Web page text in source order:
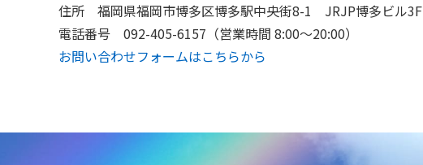
住所 福岡県福岡市博多区博多駅中央街8-1 JRJP博多ビル3F
電話番号 092-405-6157（営業時間 8:00〜20:00）
お問い合わせフォームはこちらから